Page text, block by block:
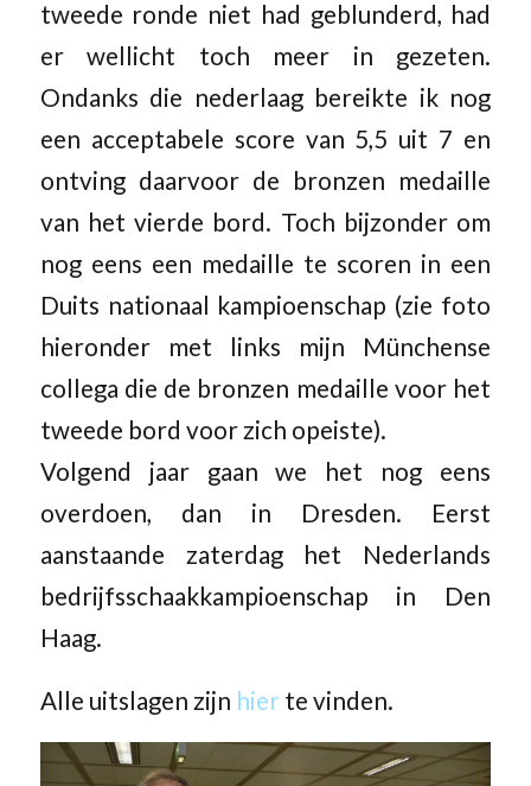
tweede ronde niet had geblunderd, had
er wellicht toch meer in gezeten.
Ondanks die nederlaag bereikte ik nog
een acceptabele score van 5,5 uit 7 en
ontving daarvoor de bronzen medaille
van het vierde bord. Toch bijzonder om
nog eens een medaille te scoren in een
Duits nationaal kampioenschap (zie foto
hieronder met links mijn Münchense
collega die de bronzen medaille voor het
tweede bord voor zich opeiste).
Volgend jaar gaan we het nog eens
overdoen, dan in Dresden. Eerst
aanstaande zaterdag het Nederlands
bedrijfsschaakkampioenschap in Den
Haag.
Alle uitslagen zijn hierte vinden.